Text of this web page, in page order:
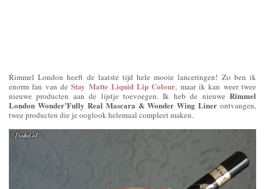
Rimmel London heeft de laatste tijd hele mooie lanceringen! Zo ben ik
enorm fan van deStay Matte Liquid Lip Colour, maar ik kan weer twee
nieuwe producten aan de lijstje toevoegen. Ik heb de nieuwe Rimmel
London Wonder’Fully Real Mascara & Wonder Wing Liner ontvangen,
twee producten die je ooglook helemaal compleet maken.